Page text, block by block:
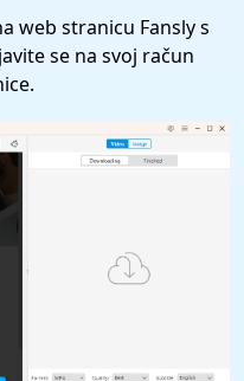
web stranicu Fansly s
se na svoj račun